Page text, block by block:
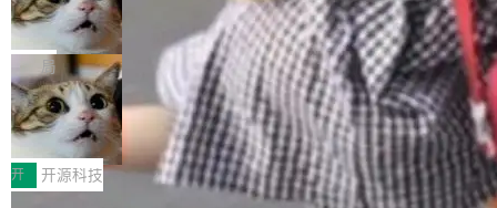
向生产，二是如何让测试团队跟得上AI应用...
色方案、深色方案——会产生大量无意义的组
合。方案缺了、配置冲突了、全 null 了。要知道
哪些组合有效，作者说，你得靠"文档、校验、或
者部落知识"。 换个写法。Rust 的 enum，两个
变体：Switchable...
做，没什么新鲜的。 但 Kenton Varda 在 Twitte
r 上把事情说清楚了： 今天我们发布了 Cloudfla
re OS，一个带连接器的聊天机器人，跟其他所
有科技公司做的一样。只不过，实际上它不一
样。这是 Sandstorm.io 的重制版，我十年前的
那个创业公司。不同的是，这次它构建在 Cloudf
lare Workers 上——我花了九年时间搭建的平台
——并且深度集成了 AI。这基本上是我十年秘密
Deno 团队开源 Celld，可自托管的分
布式 Durable Objects
Ryan Dahl 领导的 Deno 团队推出了最新开源项
目 Celld，一个能在自己机器上运行 Cloudflare
Workers 和 Durable Objects 的守护进程。 设
计思路很直接：每个对象是一个独立的 SQLite
数据库，按名称寻址，复制到你自己的 S3 兼容
存储库里。节点之间只通过这个存储库协调——
没有控制平面，没有共识协议。每个对象自带一
局
鲁大师7月新机性能/流畅/AI榜：vivo夺
性能、流畅双第一，三星Galaxy Z系列
新折叠缺席
2026年7月的手机市场，由于存储等硬件成本暴
增，手机厂商的日子也不好过啊，新机速度明显
放缓，因此硝烟味淡了许多。新机参数规格除开
开 开源科技